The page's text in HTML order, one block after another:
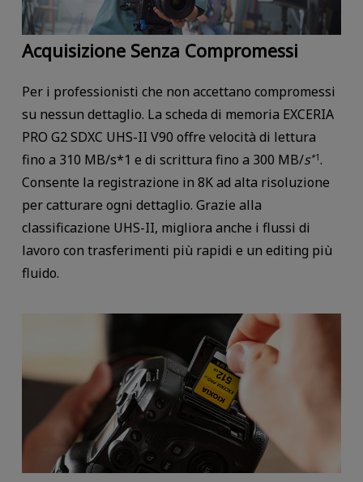
Acquisizione Senza Compromessi
Per i professionisti che non accettano compromessi
su nessun dettaglio. La scheda di memoria EXCERIA
PRO G2 SDXC UHS-II V90 offre velocità di lettura
fino a 310 MB/s*1 e di scrittura fino a 300 MB/s*1.
Consente la registrazione in 8K ad alta risoluzione
per catturare ogni dettaglio. Grazie alla
classificazione UHS-II, migliora anche i flussi di
lavoro con trasferimenti più rapidi e un editing più
fluido.